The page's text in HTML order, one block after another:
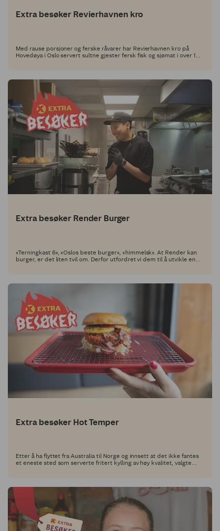
Extra besøker Revierhavnen kro
Med rause porsjoner og ferske råvarer har Revierhavnen kro på
Hovedøya i Oslo servert sultne gjester fersk fisk og sjømat i over 100
Extra besøker Render Burger
«Terningkast 6», «Oslos beste burger», «himmelsk». At Render kan
burger, er det liten tvil om. Derfor utfordret vi dem til å utvikle en
Extra besøker Hot Temper
Etter å ha flyttet fra Australia til Norge og innsett at det ikke fantes
et eneste sted som serverte fritert kylling av høy kvalitet, valgte